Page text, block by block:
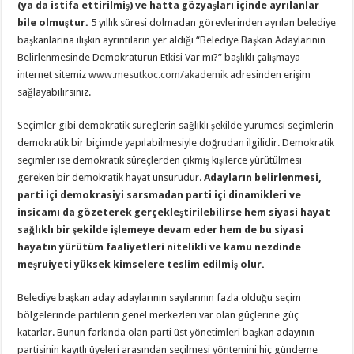
(ya da istifa ettirilmiş) ve hatta gözyaşları içinde ayrılanlar
bile olmuştur. 5 yıllık süresi dolmadan görevlerinden ayrılan belediye
başkanlarına ilişkin ayrıntıların yer aldığı “Belediye Başkan Adaylarının
Belirlenmesinde Demokraturun Etkisi Var mı?” başlıklı çalışmaya
internet sitemizwww.mesutkoc.com/akademik adresinden erişim
sağlayabilirsiniz.
Seçimler gibi demokratik süreçlerin sağlıklı şekilde yürümesi seçimlerin
demokratik bir biçimde yapılabilmesiyle doğrudan ilgilidir. Demokratik
seçimler ise demokratik süreçlerden çıkmış kişilerce yürütülmesi
gereken bir demokratik hayat unsurudur.Adayların belirlenmesi,
parti içi demokrasiyi sarsmadan parti içi dinamikleri ve
insicamı da gözeterek gerçekleştirilebilirse hem siyasi hayat
sağlıklı bir şekilde işlemeye devam eder hem de bu siyasi
hayatın yürütüm faaliyetleri nitelikli ve kamu nezdinde
meşruiyeti yüksek kimselere teslim edilmiş olur.
Belediye başkan aday adaylarının sayılarının fazla olduğu seçim
bölgelerinde partilerin genel merkezleri var olan güçlerine güç
katarlar. Bunun farkında olan parti üst yönetimleri başkan adayının
partisinin kayıtlı üyeleri arasından seçilmesi yöntemini hiç gündeme